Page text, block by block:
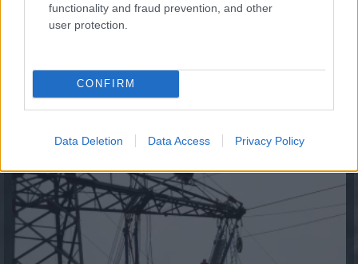
functionality and fraud prevention, and other
user protection.
CONFIRM
Data Deletion Data Access Privacy Policy
Mérlegkör érthetően: így számolják el a
villamosenergia-rendszer eltéréseit